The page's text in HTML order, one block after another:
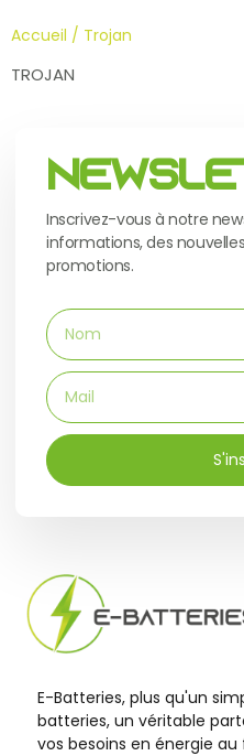
Accueil / Trojan
TROJAN
Inscrivez-vous à notre
informations, des
promotions.
E-Batteries, plus qu'un
batteries, un véritable
vos besoins en énergie